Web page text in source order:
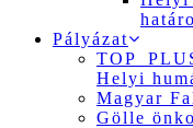
Pályázat
Helyi
Magyar
Gölle